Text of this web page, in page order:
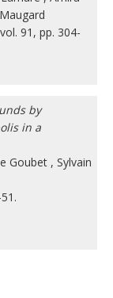
91, pp. 304-
by
in a
Goubet , Sylvain